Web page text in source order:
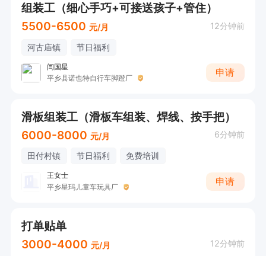
组装工（细心手巧+可接送孩子+管住）
5500-6500 元/月 12分钟前
河古庙镇 节日福利
闫国星
平乡县诺也特自行车脚蹬厂
申请
滑板组装工（滑板车组装、焊线、按手把）
6000-8000 元/月 6分钟前
田付村镇 节日福利 免费培训
王女士
平乡星玛儿童车玩具厂
申请
打单贴单
3000-4000 元/月 12分钟前